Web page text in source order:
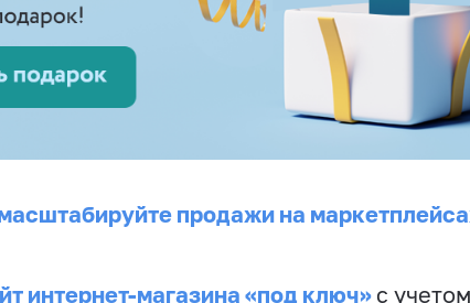
продажи на
интернет-магазина «под ключ» с учетом